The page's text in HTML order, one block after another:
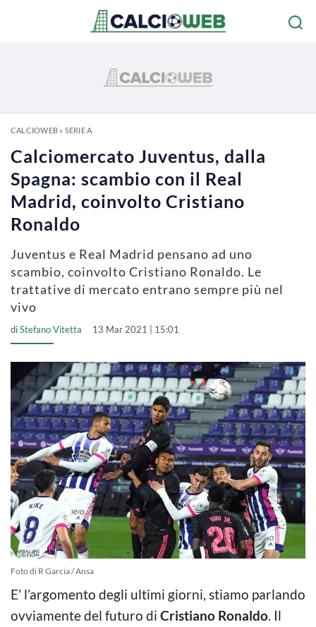
CALCIOWEB» SERIE A
Calciomercato Juventus, dalla
Spagna: scambio con il Real
Madrid, coinvolto Cristiano
Ronaldo
Juventus e Real Madrid pensano ad uno
scambio, coinvolto Cristiano Ronaldo. Le
trattative di mercato entrano sempre più nel
vivo
diStefano Vitetta 13 Mar 2021 | 15:01
Foto di R Garcia / Ansa
E’ l’argomento degli ultimi giorni, stiamo parlando
ovviamente del futuro di Cristiano Ronaldo. Il